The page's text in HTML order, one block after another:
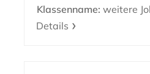
Klassenname: weitere
Details